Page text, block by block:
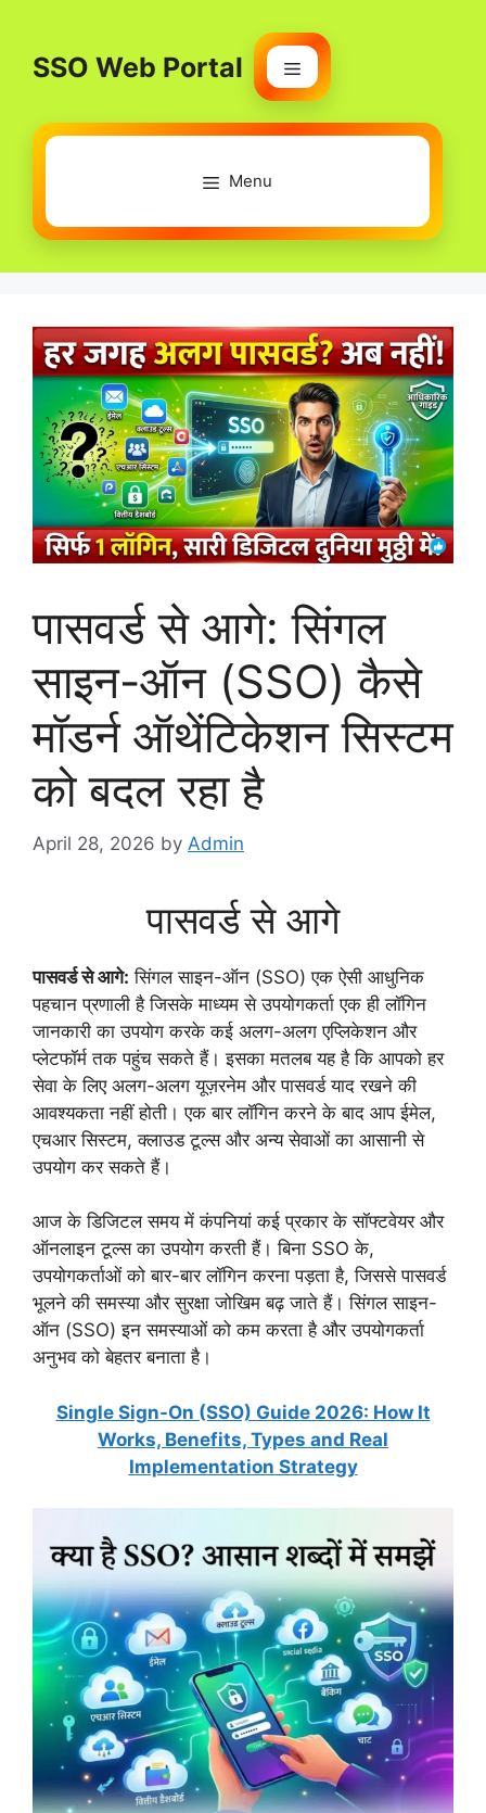
contentSSO Web Portal
Menu
Menu
पासवर्ड से आगे: सिंगल
साइन-ऑन (SSO) कैसे
मॉडर्न ऑथेंटिकेशन सिस्टम
को बदल रहा है
April 28, 2026 by Admin
पासवर्ड से आगे
पासवर्ड से आगे: सिंगल साइन-ऑन (SSO) एक ऐसी आधुनिक
पहचान प्रणाली है जिसके माध्यम से उपयोगकर्ता एक ही लॉगिन
जानकारी का उपयोग करके कई अलग-अलग एप्लिकेशन और
प्लेटफॉर्म तक पहुंच सकते हैं। इसका मतलब यह है कि आपको हर
सेवा के लिए अलग-अलग यूज़रनेम और पासवर्ड याद रखने की
आवश्यकता नहीं होती। एक बार लॉगिन करने के बाद आप ईमेल,
एचआर सिस्टम, क्लाउड टूल्स और अन्य सेवाओं का आसानी से
उपयोग कर सकते हैं।
आज के डिजिटल समय में कंपनियां कई प्रकार के सॉफ्टवेयर और
ऑनलाइन टूल्स का उपयोग करती हैं। बिना SSO के,
उपयोगकर्ताओं को बार-बार लॉगिन करना पड़ता है, जिससे पासवर्ड
भूलने की समस्या और सुरक्षा जोखिम बढ़ जाते हैं। सिंगल साइन-
ऑन (SSO) इन समस्याओं को कम करता है और उपयोगकर्ता
अनुभव को बेहतर बनाता है।
Single Sign-On (SSO) Guide 2026: How It
Works, Benefits, Types and Real
Implementation Strategy